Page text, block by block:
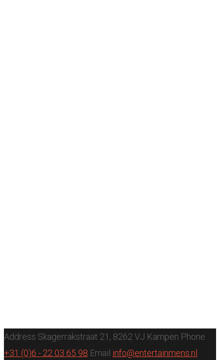
Address Skagerrakstraat 21, 8262 VJ Kampen Phone
+31 (0)6 - 22 03 65 98 Email info@entertainmens.nl